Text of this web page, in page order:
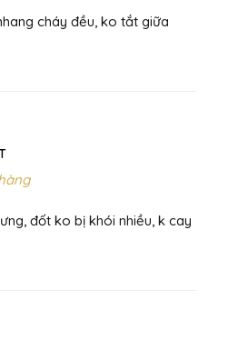
cháy đều, ko tắt giữa
đốt ko bị khói nhiều, k cay